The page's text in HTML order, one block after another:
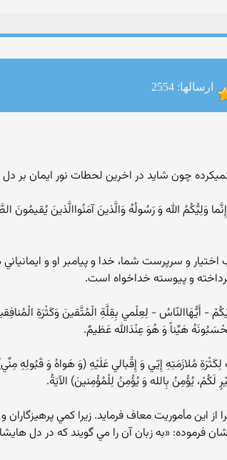
ارسالها: 2554
چون شاید در اخرین لحطات نور ایمان بر دل
وَلِيُّكُمُ الله وَ رَسُولُهُ وَالَّذينَ آمَنُواالَّذينَ
و سرپرست شما، خدا و پيامبر او و
و پيوسته خداخواه است.
- لِعِلْمي بِقِلَّةِ الْمُتَّقينَ وَكَثْرَةِ
هَيِّناً وَ هُوَ عِنْدَالله عَظيمٌ.
مُلازَمَتِهِ إِيّي وَ إِقْبالي عَلَيْهِ (وَ هَواهُ وَ قَبُولِهِ
يُؤْمِنُ بِالله وَ يُؤْمِنُ لِلْمُؤْمِنينَ) الآيَةُ.
از اين مأموريت معاف فرمايد. زيرا كمي
فرموده: «به زبان آن را مي گويند كه در دل